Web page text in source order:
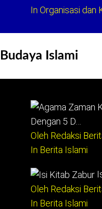
In Organisasi dan
Budaya Islami
Dengan 5 D…
Oleh Redaksi
In Berita Islami
Oleh Redaksi
In Berita Islami